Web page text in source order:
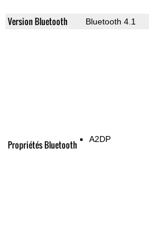
Version Bluetooth Bluetooth 4.1
Propriétés Bluetooth A2DP